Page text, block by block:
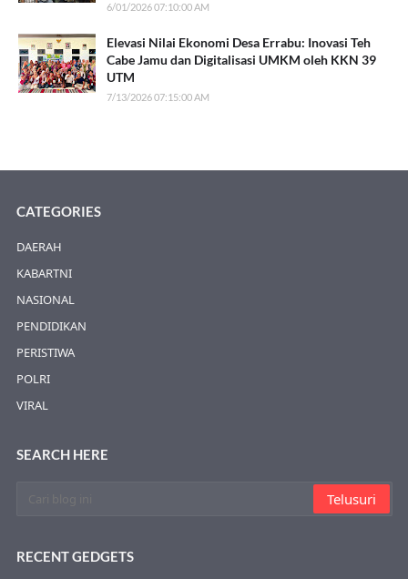
6/01/2026 07:10:00 AM
Elevasi Nilai Ekonomi Desa Errabu: Inovasi Teh
Cabe Jamu dan Digitalisasi UMKM oleh KKN 39
UTM
7/13/2026 07:15:00 AM
CATEGORIES
DAERAH
KABARTNI
NASIONAL
PENDIDIKAN
PERISTIWA
POLRI
VIRAL
SEARCH HERE
RECENT GEDGETS